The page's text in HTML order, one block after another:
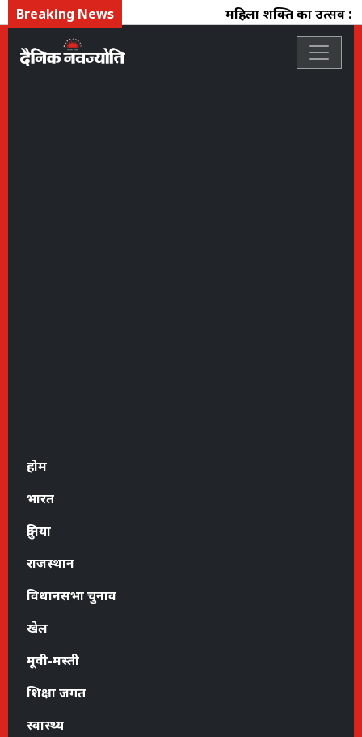
Breaking News महिला शक्ति का उत्सव :
होम
भारत
दुनिया
राजस्थान
विधानसभा चुनाव
खेल
मूवी-मस्ती
शिक्षा जगत
स्वास्थ्य